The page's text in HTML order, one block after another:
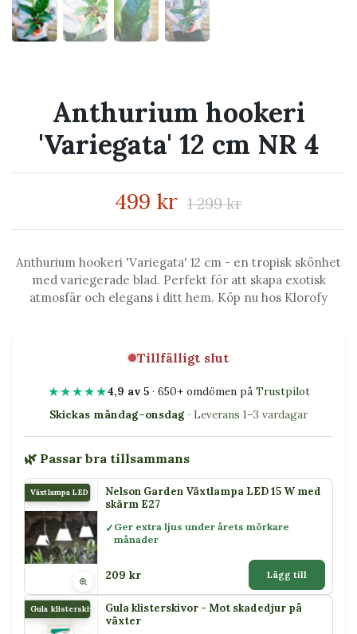
Anthurium hookeri
'Variegata' 12 cm NR 4
499 kr 1 299 kr
Anthurium hookeri 'Variegata' 12 cm - en tropisk skönhet
med variegerade blad. Perfekt för att skapa exotisk
atmosfär och elegans i ditt hem. Köp nu hos Klorofy
Tillfälligt slut
★★★★★4,9 av 5· 650+ omdömen på Trustpilot
Skickas måndag–onsdag · Leverans 1–3 vardagar
🌿 Passar bra tillsammans
Växtlampa LED 15 WNelson Garden Växtlampa LED 15 W med
skärm E27
Ger extra ljus under årets mörkare
månader
209 kr Lägg till
Gula klisterskivor
Gula klisterskivor - Mot skadedjur på
växter